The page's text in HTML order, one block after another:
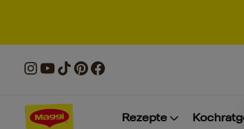
Rezepte